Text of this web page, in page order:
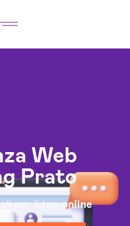
Web
Prato
per il tuoonline